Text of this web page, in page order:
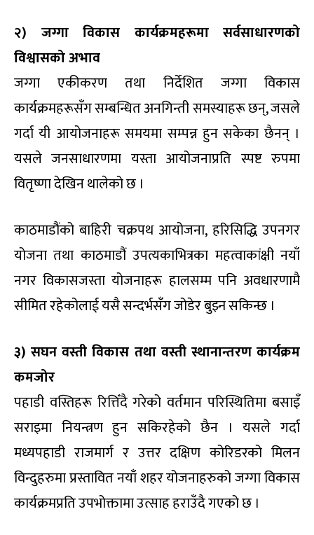
२) जग्गा विकास कार्यक्रमहरूमा सर्वसाधारणको
विश्वासको अभाव
जग्गा एकीकरण तथा निर्देशित जग्गा विकास
कार्यक्रमहरूसँग सम्बन्धित अनगिन्ती समस्याहरू छन्, जसले
गर्दा यी आयोजनाहरू समयमा सम्पन्न हुन सकेका छैनन् ।
यसले जनसाधारणमा यस्ता आयोजनाप्रति स्पष्ट रुपमा
वितृष्णा देखिन थालेको छ ।
काठमाडौंको बाहिरी चक्रपथ आयोजना, हरिसिद्धि उपनगर
योजना तथा काठमाडौं उपत्यकाभित्रका महत्वाकांक्षी नयाँ
नगर विकासजस्ता योजनाहरू हालसम्म पनि अवधारणामै
सीमित रहेकोलाई यसै सन्दर्भसँग जोडेर बुझ्न सकिन्छ ।
३) सघन वस्ती विकास तथा वस्ती स्थानान्तरण कार्यक्रम
कमजोर
पहाडी वस्तिहरू रित्तिँदै गरेको वर्तमान परिस्थितिमा बसाइँ
सराइमा नियन्त्रण हुन सकिरहेको छैन । यसले गर्दा
मध्यपहाडी राजमार्ग र उत्तर दक्षिण कोरिडरको मिलन
विन्दुहरुमा प्रस्तावित नयाँ शहर योजनाहरुको जग्गा विकास
कार्यक्रमप्रति उपभोक्तामा उत्साह हराउँदै गएको छ ।